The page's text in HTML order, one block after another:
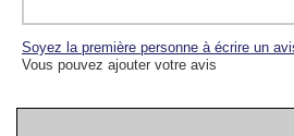
Soyez la première personne à écrire un
Vous pouvez ajouter votre avis